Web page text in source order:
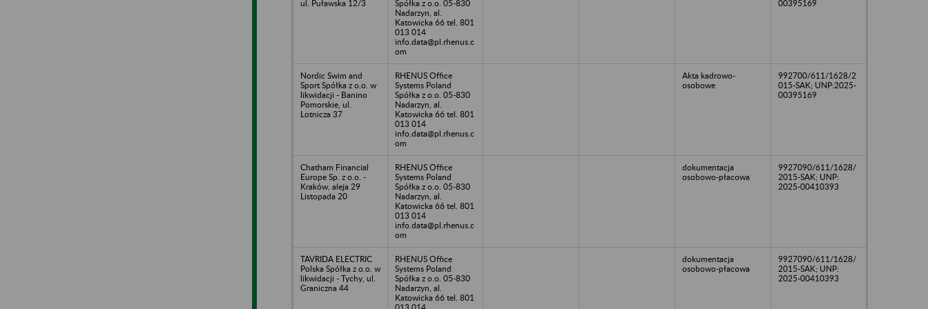
ul. Puławska 12/3
Spółka z o.o. 05-830
Nadarzyn, al.
Katowicka 66 tel. 801
013 014
info.data@pl.rhenus.c
om
00395169
Nordic Swim and
Sport Spółka z o.o. w
likwidacji - Banino
Pomorskie, ul.
Lotnicza 37
RHENUS Office
Systems Poland
Spółka z o.o. 05-830
Nadarzyn, al.
Katowicka 66 tel. 801
013 014
info.data@pl.rhenus.c
om
Akta kadrowo-
osobowe
992700/611/1628/2
015-SAK; UNP:2025-
00395169
Chatham Financial
Europe Sp. z o.o. -
Kraków, aleja 29
Listopada 20
RHENUS Office
Systems Poland
Spółka z o.o. 05-830
Nadarzyn, al.
Katowicka 66 tel. 801
013 014
info.data@pl.rhenus.c
om
dokumentacja
osobowo-płacowa
9927090/611/1628/
2015-SAK; UNP:
2025-00410393
TAVRIDA ELECTRIC
Polska Spółka z o.o. w
likwidacji - Tychy, ul.
Graniczna 44
RHENUS Office
Systems Poland
Spółka z o.o. 05-830
Nadarzyn, al.
Katowicka 66 tel. 801
dokumentacja
osobowo-płacowa
9927090/611/1628/
2015-SAK; UNP:
2025-00410393